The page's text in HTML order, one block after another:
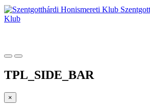
Klub
TPL_SIDE_BAR
×